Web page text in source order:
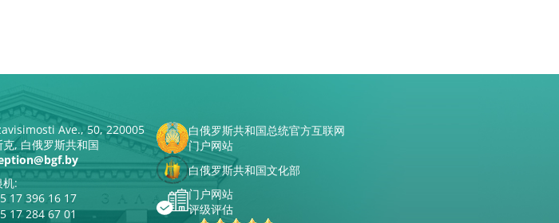
Ave., 50, 220005
克, 白俄罗斯共和国
机:
17 396 16 17
17 284 67 01
白俄罗斯共和国总统官方互联网
门户网站
白俄罗斯共和国文化部
门户网站
评级评估